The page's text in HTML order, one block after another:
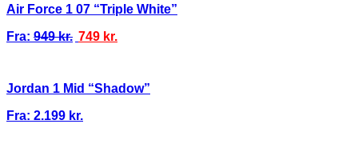
Air Force 1 07 “Triple White”
Fra: 949kr. 749 kr.
Jordan 1 Mid “Shadow”
Fra: 2.199 kr.